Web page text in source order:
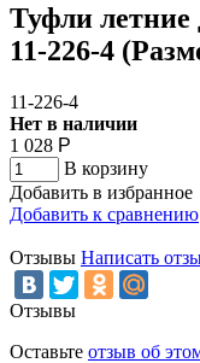
Туфли
11-226-4
11-226-4
Нет в наличии
1 028 Р
В корзину
Добавить в избранное
Добавить к сравнению
Отзывы Написать
Отзывы
Оставьте отзыв об